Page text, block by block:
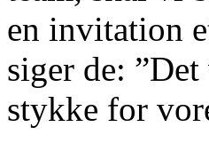
en invitation
siger de:
stykke for